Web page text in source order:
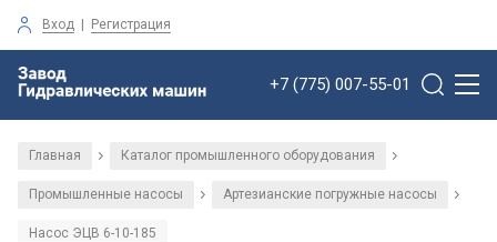
Вход | Регистрация
+7 (775) 007-55-01
Главная / Каталог промышленного оборудования /
Промышленные насосы / Артезианские погружные насосы /
Насос ЭЦВ 6-10-185